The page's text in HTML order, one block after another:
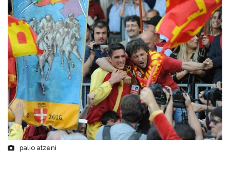
palio atzeni